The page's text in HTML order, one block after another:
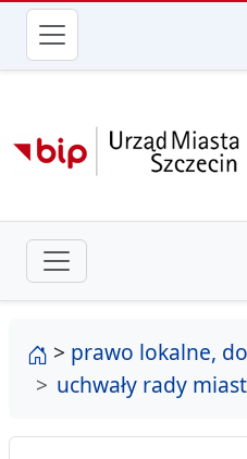
przejdź do głównego
strona główna
> prawo lokalne,
uchwały rady